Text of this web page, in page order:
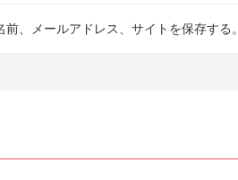
、メールアドレス、サイトを保存する。